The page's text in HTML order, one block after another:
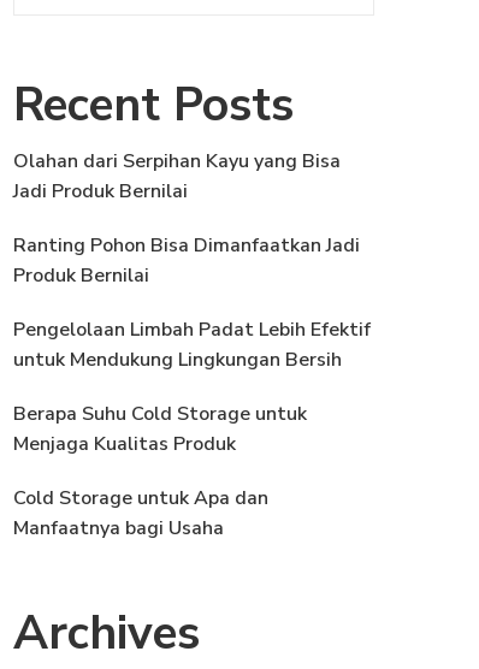
Recent Posts
Olahan dari Serpihan Kayu yang Bisa
Jadi Produk Bernilai
Ranting Pohon Bisa Dimanfaatkan Jadi
Produk Bernilai
Pengelolaan Limbah Padat Lebih Efektif
untuk Mendukung Lingkungan Bersih
Berapa Suhu Cold Storage untuk
Menjaga Kualitas Produk
Cold Storage untuk Apa dan
Manfaatnya bagi Usaha
Archives